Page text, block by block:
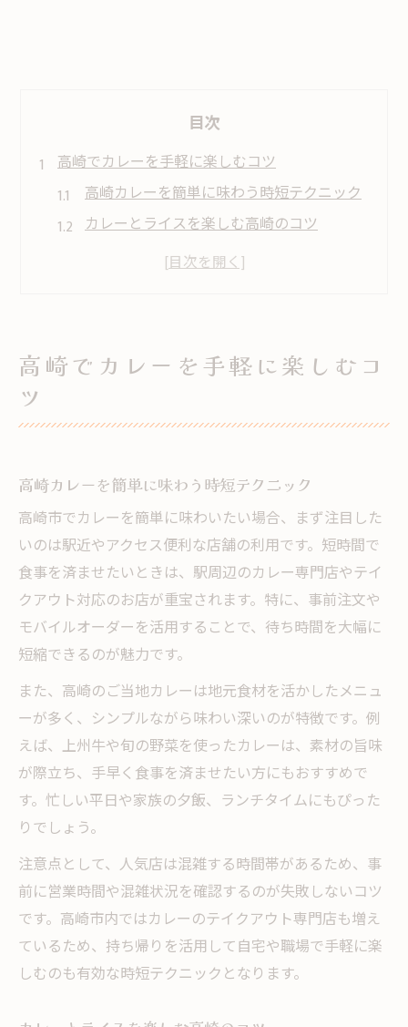
目次
高崎でカレーを手軽に楽しむコツ
高崎カレーを簡単に味わう時短テクニック
カレーとライスを楽しむ高崎のコツ
カレー 高崎 テイクアウトの活用ポイント
高崎カレーで味わう地元の魅力と特徴
高崎のカレーが地元で愛される理由
手間いらず高崎カレー選び入門
カレー 高崎 テイクアウトの選び方入門
手間を省く高崎カレーの実用的な選択肢
高崎 カレー ランキングの活用術
群馬県 カレー ランキングのチェック方法
高崎で簡単に見つかるカレーの選び方
ひとり夕飯に高崎カレーが最適な理由
高崎でカレーがひとり夕飯に選ばれる理由
カレーとライスは手軽なひとりご飯に最適
高崎カレーが一人でも気軽に味わえる秘訣
群馬カレー 有名店での一人利用ポイント
群馬のカレーを気軽に味わえる方法とは
群馬カレー 有名な味を簡単に楽しむ方法
カレー 高崎 テイクアウトで叶う手軽さ
高崎でカレーを手軽に楽しむコ
ツ
高崎カレーを簡単に味わう時短テクニック
高崎市でカレーを簡単に味わいたい場合、まず注目した
いのは駅近やアクセス便利な店舗の利用です。短時間で
食事を済ませたいときは、駅周辺のカレー専門店やテイ
クアウト対応のお店が重宝されます。特に、事前注文や
モバイルオーダーを活用することで、待ち時間を大幅に
短縮できるのが魅力です。
また、高崎のご当地カレーは地元食材を活かしたメニュ
ーが多く、シンプルながら味わい深いのが特徴です。例
えば、上州牛や旬の野菜を使ったカレーは、素材の旨味
が際立ち、手早く食事を済ませたい方にもおすすめで
す。忙しい平日や家族の夕飯、ランチタイムにもぴった
りでしょう。
注意点として、人気店は混雑する時間帯があるため、事
前に営業時間や混雑状況を確認するのが失敗しないコツ
です。高崎市内ではカレーのテイクアウト専門店も増え
ているため、持ち帰りを活用して自宅や職場で手軽に楽
しむのも有効な時短テクニックとなります。